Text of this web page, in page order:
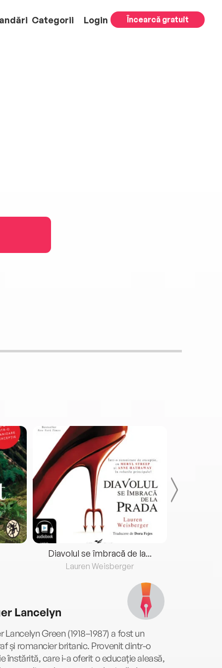
Categorii Login Încearcă gratuit
Diavolul se îmbracă de la...
Lauren Weisberger
Lancelyn
Lancelyn Green (1918–1987) a fost un
și romancier britanic. Provenit dintr-o
înstărită, care i-a oferit o educație aleasă,